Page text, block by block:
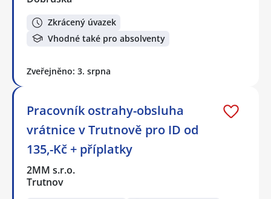
Zkrácený úvazek
Vhodné také pro absolventy
Zveřejněno: 3. srpna
Pracovník ostrahy-obsluha
vrátnice v Trutnově pro ID od
135,-Kč + příplatky
2MM s.r.o.
Trutnov